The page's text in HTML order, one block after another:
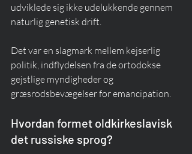
udviklede sig ikke udelukkende gennem
naturlig genetisk drift.
Det var en slagmark mellem kejserlig
politik, indflydelsen fra de ortodokse
gejstlige myndigheder og
græsrodsbevægelser for emancipation.
Hvordan formet oldkirkeslavisk
det russiske sprog?